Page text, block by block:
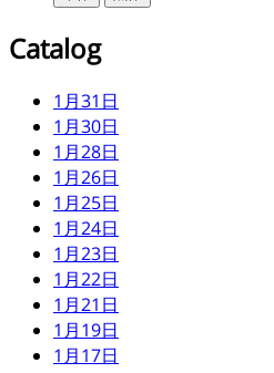
Catalog
1月31日
1月30日
1月28日
1月26日
1月25日
1月24日
1月23日
1月22日
1月21日
1月19日
1月17日